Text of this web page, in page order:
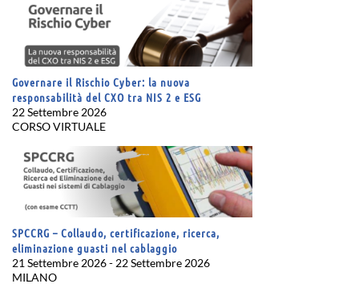
Governare il Rischio Cyber: la nuova
responsabilità del CXO tra NIS 2 e ESG
22 Settembre 2026
CORSO VIRTUALE
SPCCRG – Collaudo, certificazione, ricerca,
eliminazione guasti nel cablaggio
21 Settembre 2026 - 22 Settembre 2026
MILANO